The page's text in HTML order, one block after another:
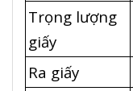
Trọng lượng
giấy
Ra giấy